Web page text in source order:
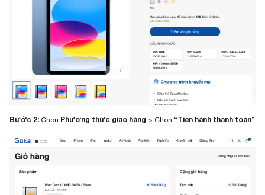
Bước 2: Chọn Phương thức giao hàng > Chọn “Tiến hành thanh toán”